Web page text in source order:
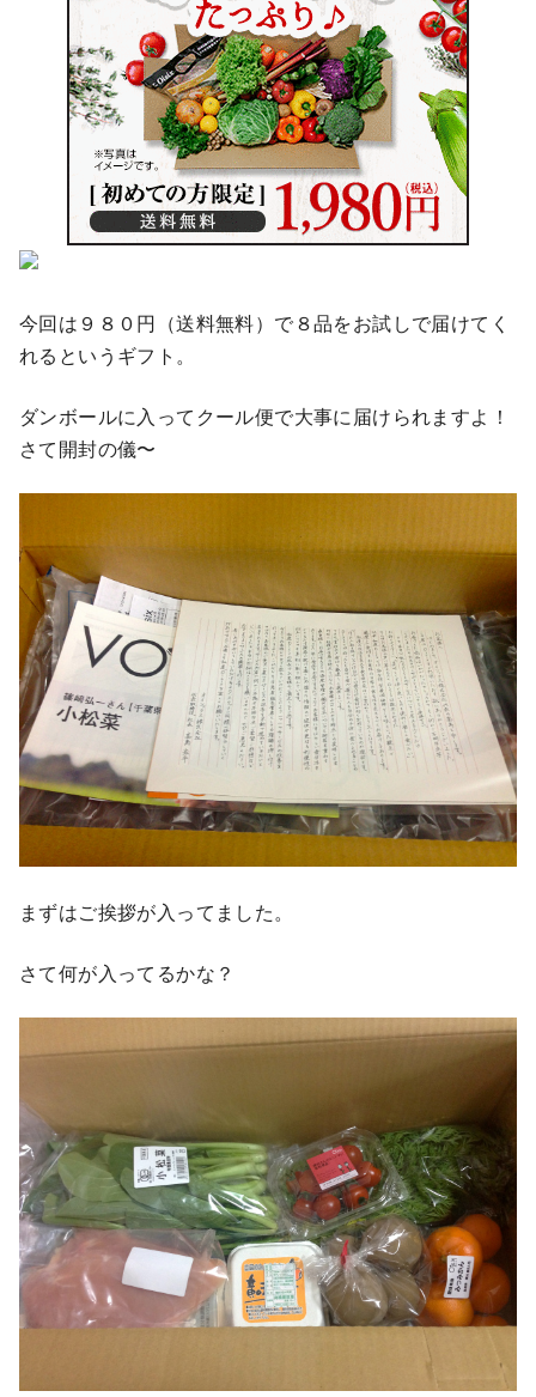
今回は９８０円（送料無料）で８品をお試しで届けてく
れるというギフト。
ダンボールに入ってクール便で大事に届けられますよ！
さて開封の儀〜
まずはご挨拶が入ってました。
さて何が入ってるかな？